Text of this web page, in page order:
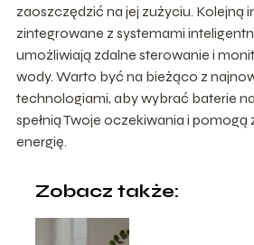
zaoszczędzić na jej zużyciu. Kolejną
zintegrowane z systemami
umożliwiają zdalne sterowanie i
wody. Warto być na bieżąco z
technologiami, aby wybrać baterie
spełnią Twoje oczekiwania i
energię.
Zobacz także: